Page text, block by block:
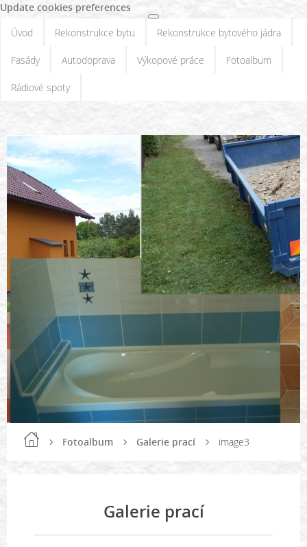
Update cookies preferences
Úvod
Rekonstrukce bytu Rekonstrukce bytového jádra
Fasády Autodoprava Výkopové práce Fotoalbum
Rádiové spoty
Fotoalbum Galerie prací image3
Galerie prací